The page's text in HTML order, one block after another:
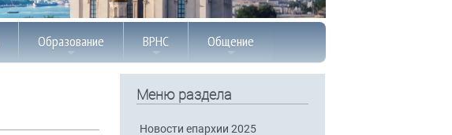
Образование ВРНС Общение
Меню раздела
Новости епархии 2025